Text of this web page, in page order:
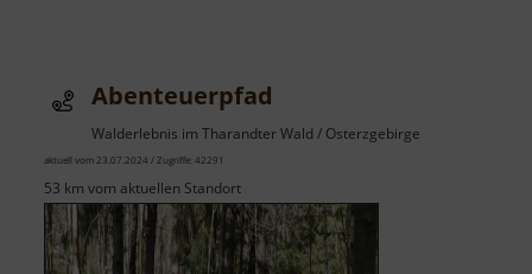
Arboretum
Abenteuerpfad
Walderlebnis im Tharandter Wald / Osterzgebirge
aktuell vom 23.07.2024 / Zugriffe: 42291
53 km vom aktuellen Standort